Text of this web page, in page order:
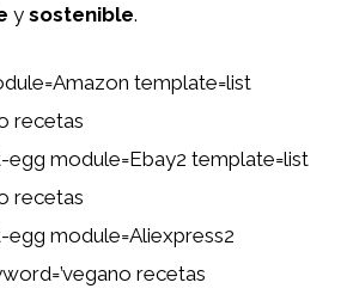
y sostenible.
template=list
recetas
egg module=Ebay2 template=list
recetas
egg module=Aliexpress2
recetas